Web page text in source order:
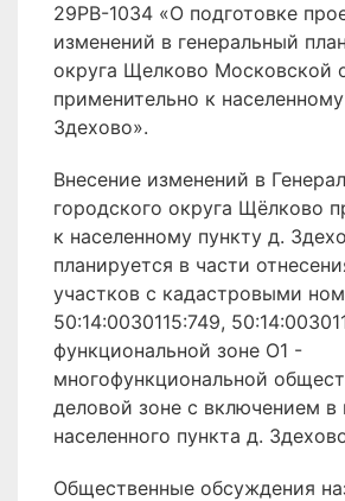
29РВ-1034 «О подготовке
изменений в генеральный
округа Щелково Московской
применительно к
Здехово».
Внесение изменений в
городского округа Щёлково
к населенному пункту д.
планируется в части
участков с кадастровыми
50:14:0030115:749,
функциональной зоне О1 -
многофункциональной
деловой зоне с включением в
населенного пункта д.
Общественные обсуждения